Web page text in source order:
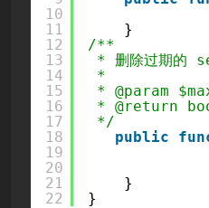
10
11
12
13
14
15
16
17
18
19
20
21
22
}
/**
* 删除过期的
*
* @param
* @return
*/
public
}
}